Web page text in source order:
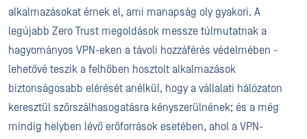
alkalmazásokat érnek el, ami manapság oly gyakori. A
legújabb Zero Trust megoldások messze túlmutatnak a
hagyományos VPN-eken a távoli hozzáférés védelmében -
lehetővé teszik a felhőben hosztolt alkalmazások
biztonságosabb elérését anélkül, hogy a vállalati hálózaton
keresztül szőrszálhasogatásra kényszerülnének; és a még
mindig helyben lévő erőforrások esetében, ahol a VPN-